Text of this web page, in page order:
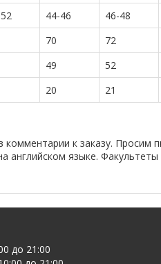
44-46 46-48
70 72
49 52
20 21
к заказу. Просим
языке. Факультеты
до 21:00